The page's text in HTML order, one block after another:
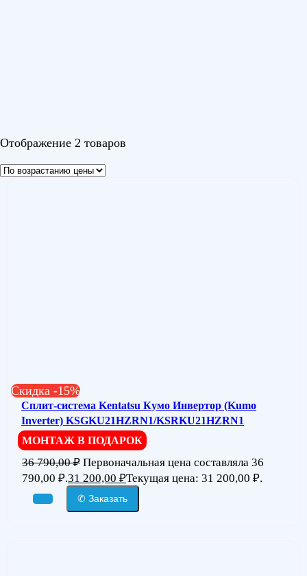
Отображение 2 товаров
Скидка -15%
Сплит-система Kentatsu Кумо Инвертор (Kumo
Inverter) KSGKU21HZRN1/KSRKU21HZRN1
МОНТАЖ В ПОДАРОК
36 790,00₽ Первоначальная цена составляла 36
790,00 ₽.31 200,00 ₽Текущая цена: 31 200,00 ₽.
✆ Заказать